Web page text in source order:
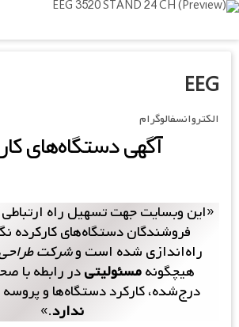
Skip
EEG
الکتروانسفالوگرام
آگهی‌ دستگاه‌های
«این وبسایت جهت تسهیل راه
فروشندگان دستگاه‌های کارکرده
راه‌اندازی شده است وشرکت طراحی
هیچگونهمسئولیتیدر رابطه
درج‌شده، کارکرد دستگاه‌ها و
ندارد.»